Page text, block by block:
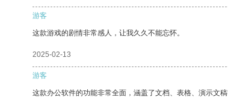
游客
这款游戏的剧情非常感人，让我久久不能忘怀。
2025-02-13
游客
这款办公软件的功能非常全面，涵盖了文档、表格、演示文